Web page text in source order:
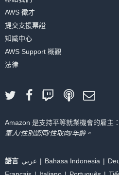
AWS 徵才
提交支援票證
知識中心
AWS Support 概觀
法律
Amazon 是支持平等就業機會的雇主：
軍人/性別認同/性取向/年齡。
語言 عربي Bahasa Indonesia